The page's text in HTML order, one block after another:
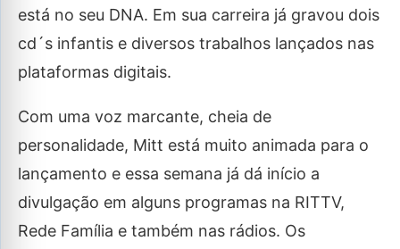
está no seu DNA. Em sua carreira já gravou dois
cd´s infantis e diversos trabalhos lançados nas
plataformas digitais.
Com uma voz marcante, cheia de
personalidade, Mitt está muito animada para o
lançamento e essa semana já dá início a
divulgação em alguns programas na RITTV,
Rede Família e também nas rádios. Os